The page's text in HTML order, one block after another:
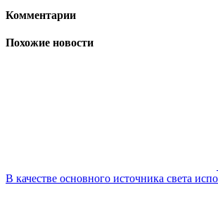
Комментарии
Похожие новости
В качестве основного источника света